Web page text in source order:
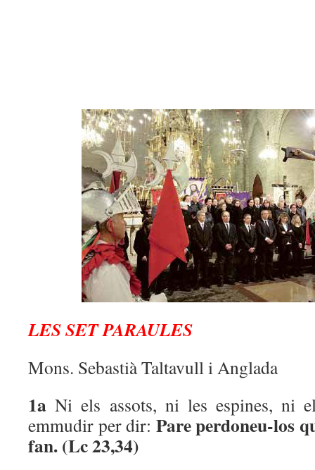
LES SET PARAULES
Mons. Sebastià Taltavull i Anglada
1a Ni els assots, ni les espines, ni
emmudir per dir: Pare perdoneu-los
fan. (Lc 23,34)